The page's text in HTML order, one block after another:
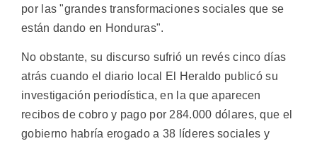
por las "grandes transformaciones sociales que se
están dando en Honduras".
No obstante, su discurso sufrió un revés cinco días
atrás cuando el diario local El Heraldo publicó su
investigación periodística, en la que aparecen
recibos de cobro y pago por 284.000 dólares, que el
gobierno habría erogado a 38 líderes sociales y